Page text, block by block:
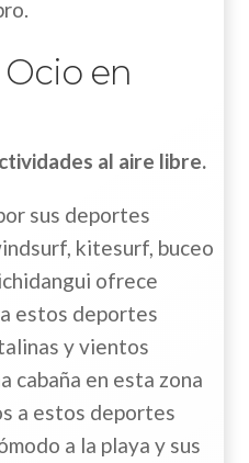
en
al aire libre.
sus deportes
kitesurf, buceo
ofrece
estos deportes
y vientos
cabaña en esta zona
a estos deportes
a la playa y sus